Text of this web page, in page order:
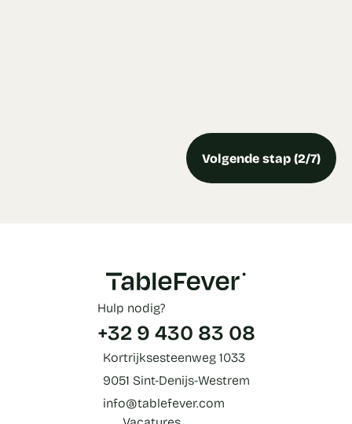
Volgende stap (2/7)
Hulp nodig?
+32 9 430 83 08
Kortrijksesteenweg 1033
9051 Sint-Denijs-Westrem
info@tablefever.com